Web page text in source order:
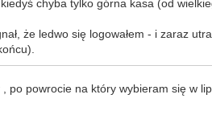
chyba tylko górna kasa (od
że ledwo się logowałem - i zaraz
powrocie na który wybieram się w